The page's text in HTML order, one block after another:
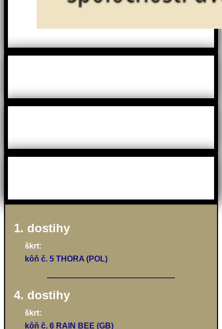
1. dostihy
škrt:
kôň č. 5 THORA (POL)
4. dostihy
škrt:
kôň č. 6 RAIN BEE (GB)